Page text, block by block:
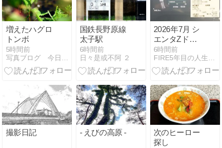
増えたハグロ
トンボ
5時間前
写真ブログ 今日の一枚
国鉄長野原線
太子駅
6時間前
日々是或不阿 ２
2026年7月 シ
エンタZドラ
イブ診断と燃
費、
CB125R（JC91
6時間前
FIRE5年目の人生ゲーム、登山旅行と写真・カメラ
撮影日記 - えびの高原 -
次のヒーロー
探し